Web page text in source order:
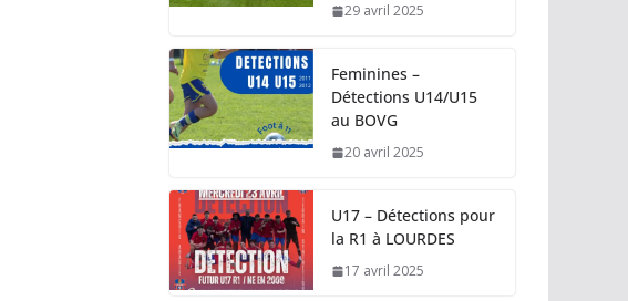
29 avril 2025
Feminines –
Détections U14/U15
au BOVG
20 avril 2025
U17 – Détections pour
la R1 à LOURDES
17 avril 2025